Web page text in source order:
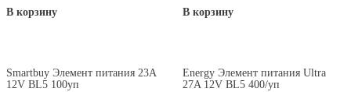
В корзину В корзину
Smartbuy Элемент питания 23A
12V BL5 100уп
Energy Элемент питания Ultra
27A 12V BL5 400/уп